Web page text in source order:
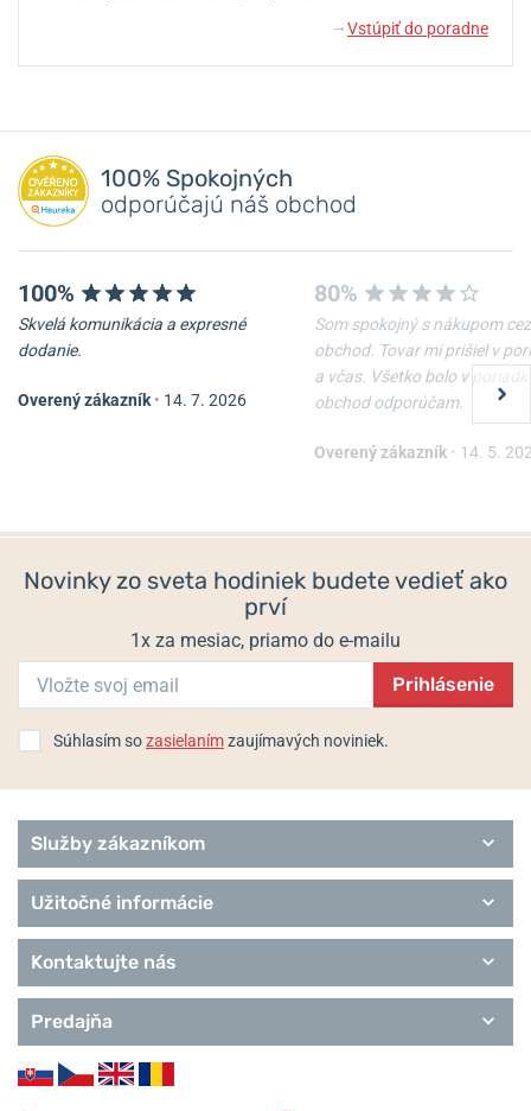
↓ Vstúpiť do poradne
100% Spokojných
odporúčajú náš obchod
100%
Skvelá komunikácia a expresné
dodanie.
Overený zákazník • 14. 7. 2026
80%
Som spokojný s nákupom cez
obchod. Tovar mi prišiel v
a včas. Všetko bolo v
obchod odporúčam.
Overený zákazník • 14. 5.
Novinky zo sveta hodiniek budete vedieť ako
prví
1x za mesiac, priamo do e-mailu
Prihlásenie
Súhlasím sozasielanímzaujímavých noviniek.
Služby zákazníkom
Užitočné informácie
Kontaktujte nás
Predajňa